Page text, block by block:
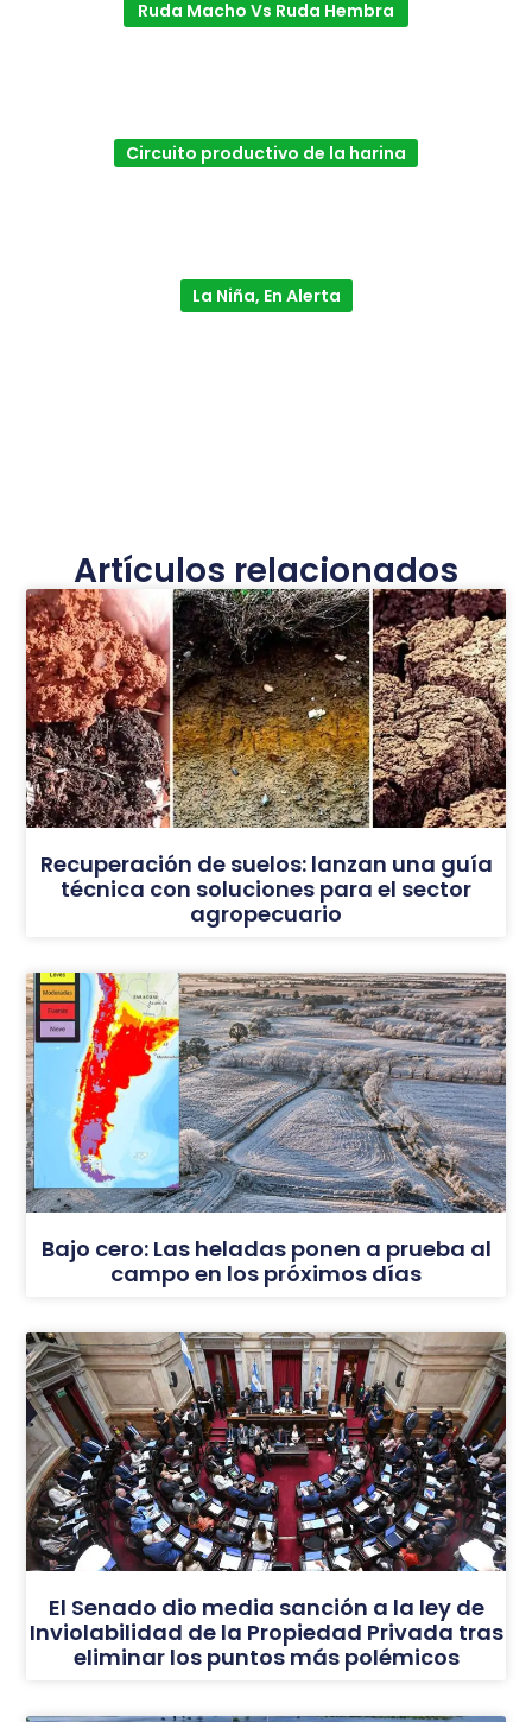
Ruda Macho Vs Ruda Hembra
Circuito productivo de la harina
La Niña, En Alerta
Artículos relacionados
Recuperación de suelos: lanzan una guía
técnica con soluciones para el sector
agropecuario
Bajo cero: Las heladas ponen a prueba al
campo en los próximos días
El Senado dio media sanción a la ley de
Inviolabilidad de la Propiedad Privada tras
eliminar los puntos más polémicos